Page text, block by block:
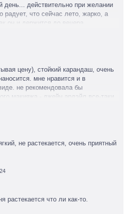
день... действительно при желании
что сейчас лето, жарко, а
он и держится до вечера.
цену), стойкий карандаш, очень
мне нравится и в
не рекомендовала бы
макияжа - джейн ардэйл все-таки
не растекается, очень приятный
растекается что ли как-то.